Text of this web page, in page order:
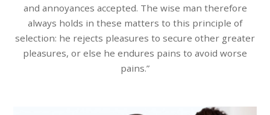
and annoyances accepted. The wise man therefore
always holds in these matters to this principle of
selection: he rejects pleasures to secure other greater
pleasures, or else he endures pains to avoid worse
pains.”